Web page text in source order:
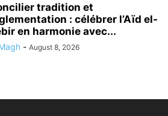
tradition et
: célébrer l’Aïd el-
en harmonie avec...
- August 8, 2026